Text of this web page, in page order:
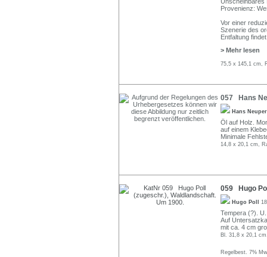
Provenienz:
Vor einer
Szenerie des
Entfaltung
> Mehr lesen
75,5 x 145,1 cm,
057 Hans
Hans
Öl auf Holz.
auf einem
Minimale
14,8 x 20,1 cm,
059 Hugo
Hugo Poll
Tempera (?).
Auf
mit ca. 4 cm
Bl. 31,8 x 20,1
Regelbest. 7%